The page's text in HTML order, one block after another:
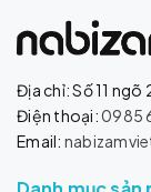
Địa chỉ: Số 11 ngõ
Điện thoại:0985
Email: